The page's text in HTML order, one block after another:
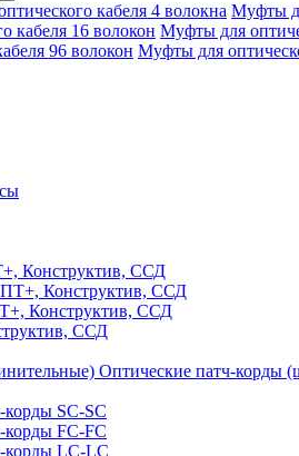
кабеля 4 волокна Муфты
кабеля 16 волокон Муфты для
96 волокон Муфты для
Конструктив, ССД
ПТ+, Конструктив, ССД
Конструктив, ССД
ССД
Оптические патч-корды
корды SC-SC
корды FC-FC
корды LC-LC